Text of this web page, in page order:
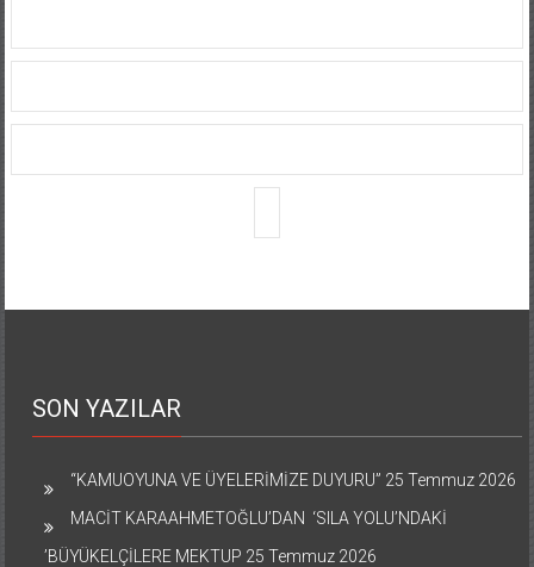
SON YAZILAR
“KAMUOYUNA VE ÜYELERİMİZE DUYURU” 25 Temmuz 2026
MACİT KARAAHMETOĞLU’DAN ‘SILA YOLU’NDAKİ
’BÜYÜKELÇİLERE MEKTUP 25 Temmuz 2026